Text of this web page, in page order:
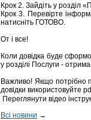
Крок 2. Зайдіть у розділ
Крок 3. Перевірте
натисніть ГОТОВО.
От і все!
Коли довідка буде
у розділі Послуги -
Важливо! Якщо потрібно
довідки використовуйте
Переглянути відео
Всі новини →